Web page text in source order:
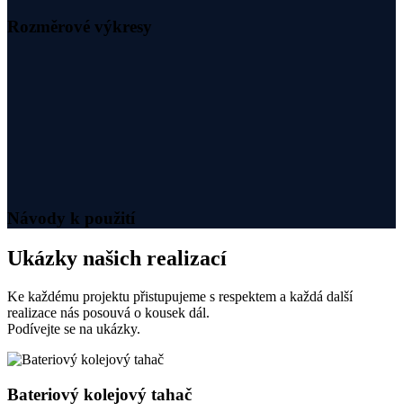
Rozměrové výkresy
Návody k použití
Ukázky našich realizací
Ke každému projektu přistupujeme s respektem a každá další
realizace nás posouvá o kousek dál.
Podívejte se na ukázky.
Bateriový kolejový tahač